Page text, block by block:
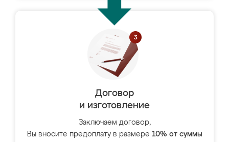
Договор
и изготовление
Заключаем договор,
Вы вносите предоплату в размере 10% от суммы